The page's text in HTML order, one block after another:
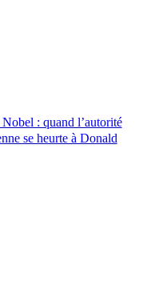
: quand l’autorité
se heurte à Donald